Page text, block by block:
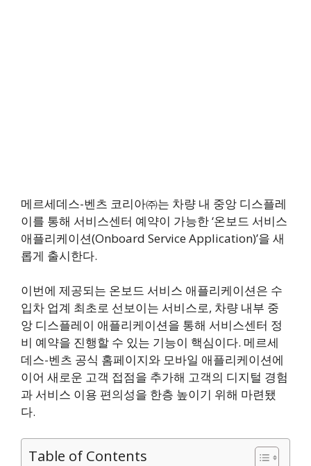
메르세데스-벤츠 코리아㈜는 차량 내 중앙 디스플레
이를 통해 서비스센터 예약이 가능한 ‘온보드 서비스
애플리케이션(Onboard Service Application)’을 새
롭게 출시한다.
이번에 제공되는 온보드 서비스 애플리케이션은 수
입차 업계 최초로 선보이는 서비스로, 차량 내부 중
앙 디스플레이 애플리케이션을 통해 서비스센터 정
비 예약을 진행할 수 있는 기능이 핵심이다. 메르세
데스-벤츠 공식 홈페이지와 모바일 애플리케이션에
이어 새로운 고객 접점을 추가해 고객의 디지털 경험
과 서비스 이용 편의성을 한층 높이기 위해 마련됐
다.
Table of Contents